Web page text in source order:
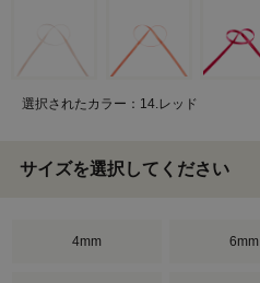
選択されたカラー：14.レッド
サイズを選択してください
4mm 6mm